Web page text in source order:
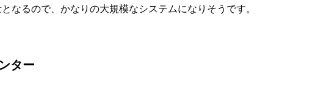
なるので、かなりの大規模なシステムになりそうです。
ター